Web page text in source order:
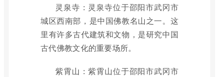
灵泉寺：灵泉寺位于邵阳市武冈市
城区西南部，是中国佛教名山之一。这
里有许多古代建筑和文物，是研究中国
古代佛教文化的重要场所。
紫霄山：紫霄山位于邵阳市武冈市